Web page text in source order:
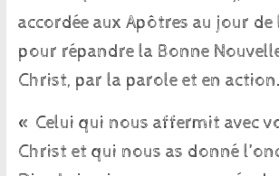
accordée aux Apôtres au jour de
pour répandre la Bonne
Christ, par la parole et en action.
« Celui qui nous affermit avec
Christ et qui nous as donné